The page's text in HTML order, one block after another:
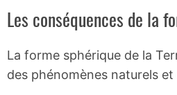
Les conséquences de la
La forme sphérique de la
des phénomènes naturels